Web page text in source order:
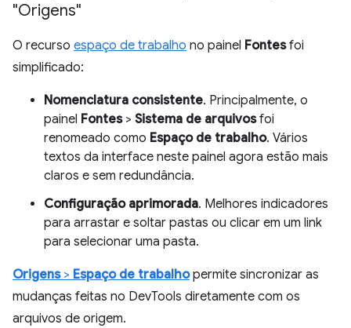
"Origens"
O recurso espaço de trabalho no painel Fontesfoi
simplificado:
Nomenclatura consistente. Principalmente, o
painel Fontes> Sistema de arquivosfoi
renomeado como Espaço de trabalho. Vários
textos da interface neste painel agora estão mais
claros e sem redundância.
Configuração aprimorada. Melhores indicadores
para arrastar e soltar pastas ou clicar em um link
para selecionar uma pasta.
Origens> Espaço de trabalhopermite sincronizar as
mudanças feitas no DevTools diretamente com os
arquivos de origem.